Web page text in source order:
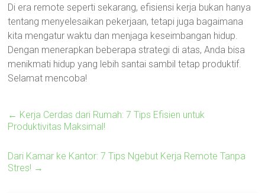
Di era remote seperti sekarang, efisiensi kerja bukan hanya
tentang menyelesaikan pekerjaan, tetapi juga bagaimana
kita mengatur waktu dan menjaga keseimbangan hidup.
Dengan menerapkan beberapa strategi di atas, Anda bisa
menikmati hidup yang lebih santai sambil tetap produktif.
Selamat mencoba!
← Kerja Cerdas dari Rumah: 7 Tips Efisien untuk
Produktivitas Maksimal!
Dari Kamar ke Kantor: 7 Tips Ngebut Kerja Remote Tanpa
Stres! →